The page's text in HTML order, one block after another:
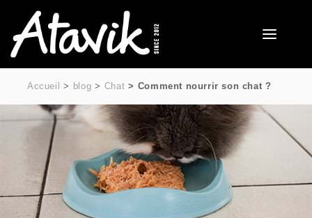
Accueil blog Chat Comment nourrir son chat ?